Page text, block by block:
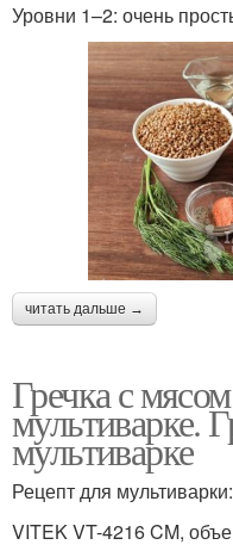
Уровни 1–2: очень
читать дальше →
Гречка с
мультиварке.
мультиварке
Рецепт для мультиварки:
VITEK VT-4216 CM,